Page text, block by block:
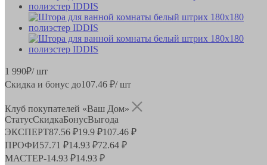
1 990₽/ шт
Скидка и бонус до107.46 ₽/ шт
Клуб покупателей «Ваш Дом»
СтатусСкидкаБонусВыгода
ЭКСПЕРТ87.56 ₽19.9 ₽107.46 ₽
ПРОФИ57.71 ₽14.93 ₽72.64 ₽
МАСТЕР-14.93 ₽14.93 ₽